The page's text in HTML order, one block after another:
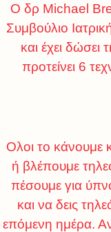
Ο δρ Michael
Συμβούλιο
και έχει
προτείνει 6
Ολοι το κάνουμε
ή βλέπουμε
πέσουμε για
και να δεις
επόμενη ημέρα. Αν